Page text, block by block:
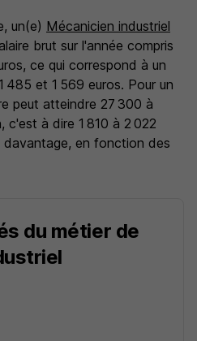
un(e) Mécanicien industriel
brut sur l'année compris
ce qui correspond à un
485 et 1 569 euros. Pour un
peut atteindre 27 300 à
c'est à dire 1 810 à 2 022
davantage, en fonction des
du métier de